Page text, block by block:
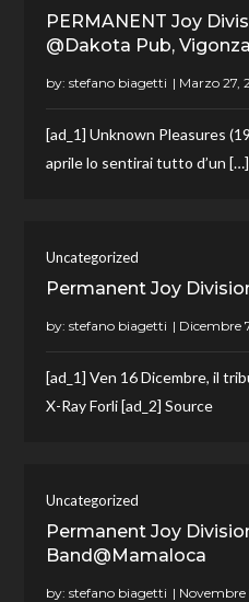
PERMANENT Joy
@Dakota Pub,
by:stefano biagetti
[ad_1] Unknown Pleasures
aprile lo sentirai tutto d’un […]
Uncategorized
Permanent Joy
by:stefano biagetti
[ad_1] Ven 16 Dicembre, il
X-Ray Forli [ad_2] Source
Uncategorized
Permanent Joy
Band@Mamaloca
by:stefano biagetti